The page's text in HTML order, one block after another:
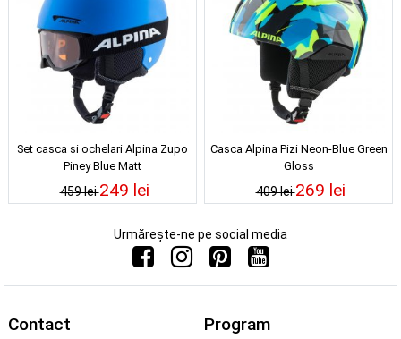
Set casca si ochelari Alpina Zupo
Piney Blue Matt
459 lei249 lei
Casca Alpina Pizi Neon-Blue Green
Gloss
409 lei269 lei
Urmărește-ne pe social media
Contact Program